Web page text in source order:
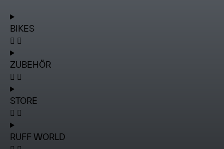
BIKES
ZUBEHÖR
STORE
RUFF WORLD